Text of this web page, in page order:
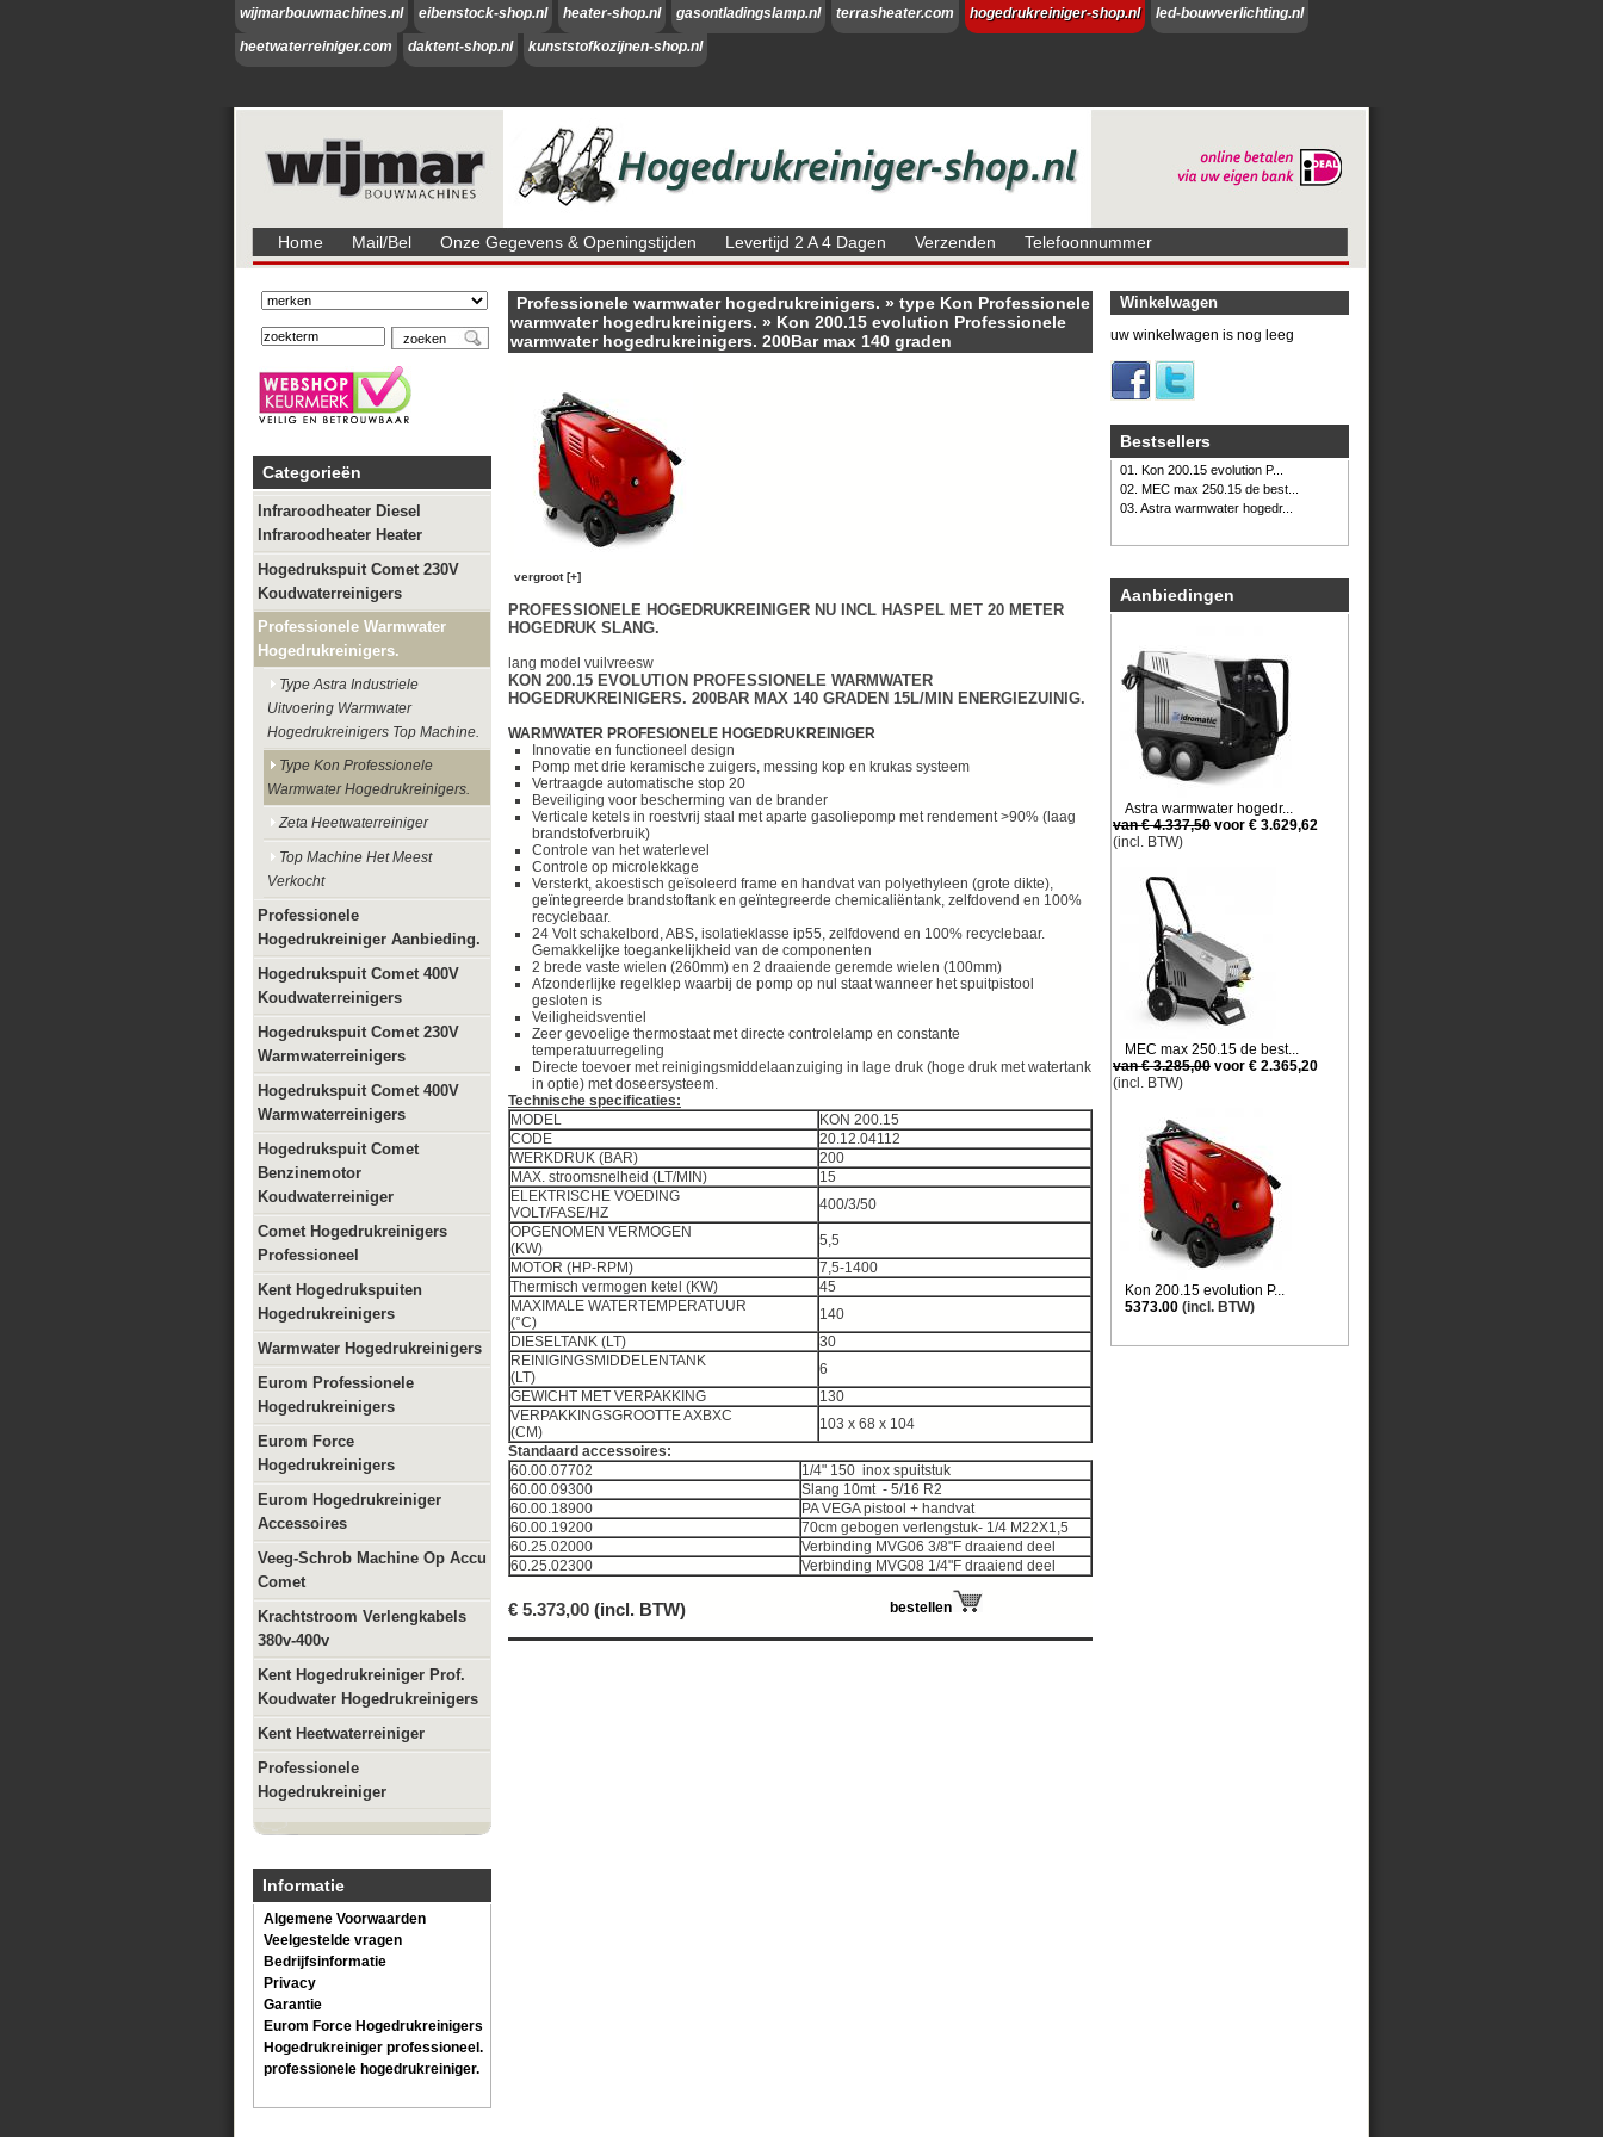
wijmarbouwmachines.nl eibenstock-shop.nl heater-shop.nl gasontladingslamp.nl terrasheater.com hogedrukreiniger-shop.nl
led-bouwverlichting.nl
heetwaterreiniger.com
daktent-shop.nl kunststofkozijnen-shop.nl
Home Mail/bel Onze Gegevens & Openingstijden Levertijd 2 A 4 Dagen Verzenden Telefoonnummer
Categorieën
Infraroodheater Diesel
Infraroodheater Heater
Hogedrukspuit Comet 230V
Koudwaterreinigers
Professionele Warmwater
Hogedrukreinigers.
Type Astra Industriele
Uitvoering Warmwater
Hogedrukreinigers Top Machine.
Type Kon Professionele
Warmwater Hogedrukreinigers.
Zeta Heetwaterreiniger
Top Machine Het Meest
Verkocht
Professionele
Hogedrukreiniger Aanbieding.
Hogedrukspuit Comet 400V
Koudwaterreinigers
Hogedrukspuit Comet 230V
Warmwaterreinigers
Hogedrukspuit Comet 400V
Warmwaterreinigers
Hogedrukspuit Comet
Benzinemotor
Koudwaterreiniger
Comet Hogedrukreinigers
Professioneel
Kent Hogedrukspuiten
Hogedrukreinigers
Warmwater Hogedrukreinigers
Eurom Professionele
Hogedrukreinigers
Eurom Force
Hogedrukreinigers
Eurom Hogedrukreiniger
Accessoires
Veeg-Schrob Machine Op Accu
Comet
Krachtstroom Verlengkabels
380v-400v
Kent Hogedrukreiniger Prof.
Koudwater Hogedrukreinigers
Kent Heetwaterreiniger
Professionele
Hogedrukreiniger
Informatie
Algemene Voorwaarden
Veelgestelde vragen
Bedrijfsinformatie
Privacy
Garantie
Eurom Force Hogedrukreinigers
Hogedrukreiniger professioneel.
professionele hogedrukreiniger.
Professionele warmwater hogedrukreinigers. » type Kon Professionele
warmwater hogedrukreinigers. » Kon 200.15 evolution Professionele
warmwater hogedrukreinigers. 200Bar max 140 graden
vergroot [+]
PROFESSIONELE HOGEDRUKREINIGER NU INCL HASPEL MET 20 METER
HOGEDRUK SLANG.
lang model vuilvreesw
KON 200.15 EVOLUTION PROFESSIONELE WARMWATER
HOGEDRUKREINIGERS. 200BAR MAX 140 GRADEN 15L/MIN ENERGIEZUINIG.
WARMWATER PROFESIONELE HOGEDRUKREINIGER
Innovatie en functioneel design
Pomp met drie keramische zuigers, messing kop en krukas systeem
Vertraagde automatische stop 20
Beveiliging voor bescherming van de brander
Verticale ketels in roestvrij staal met aparte gasoliepomp met rendement >90% (laag
brandstofverbruik)
Controle van het waterlevel
Controle op microlekkage
Versterkt, akoestisch geïsoleerd frame en handvat van polyethyleen (grote dikte),
geïntegreerde brandstoftank en geïntegreerde chemicaliëntank, zelfdovend en 100%
recyclebaar.
24 Volt schakelbord, ABS, isolatieklasse ip55, zelfdovend en 100% recyclebaar.
Gemakkelijke toegankelijkheid van de componenten
2 brede vaste wielen (260mm) en 2 draaiende geremde wielen (100mm)
Afzonderlijke regelklep waarbij de pomp op nul staat wanneer het spuitpistool
gesloten is
Veiligheidsventiel
Zeer gevoelige thermostaat met directe controlelamp en constante
temperatuurregeling
Directe toevoer met reinigingsmiddelaanzuiging in lage druk (hoge druk met watertank
in optie) met doseersysteem.
Technische specificaties:
MODEL
KON 200.15
CODE
20.12.04112
WERKDRUK (BAR)
200
MAX. stroomsnelheid (LT/MIN)
15
ELEKTRISCHE VOEDING
VOLT/FASE/HZ
400/3/50
OPGENOMEN VERMOGEN
(KW)
5,5
MOTOR (HP-RPM)
7,5-1400
Thermisch vermogen ketel (KW)
45
MAXIMALE WATERTEMPERATUUR
(°C)
140
DIESELTANK (LT)
30
REINIGINGSMIDDELENTANK
(LT)
6
GEWICHT MET VERPAKKING
130
VERPAKKINGSGROOTTE AXBXC
(CM)
103 x 68 x 104
Standaard accessoires:
60.00.07702
1/4" 150 inox spuitstuk
60.00.09300
Slang 10mt - 5/16 R2
60.00.18900
PA VEGA pistool + handvat
60.00.19200
70cm gebogen verlengstuk- 1/4 M22X1,5
60.25.02000
Verbinding MVG06 3/8"F draaiend deel
60.25.02300
Verbinding MVG08 1/4"F draaiend deel
€ 5.373,00 (incl. BTW) bestellen
Winkelwagen
uw winkelwagen is nog leeg
Bestsellers
01. Kon 200.15 evolution P...
02. MEC max 250.15 de best...
03. Astra warmwater hogedr...
Aanbiedingen
Astra warmwater hogedr...
van € 4.337,50 voor € 3.629,62
(incl. BTW)
MEC max 250.15 de best...
van € 3.285,00 voor € 2.365,20
(incl. BTW)
Kon 200.15 evolution P...
5373.00 (incl. BTW)